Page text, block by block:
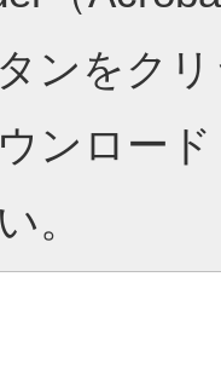
ンをク
ンロー
。